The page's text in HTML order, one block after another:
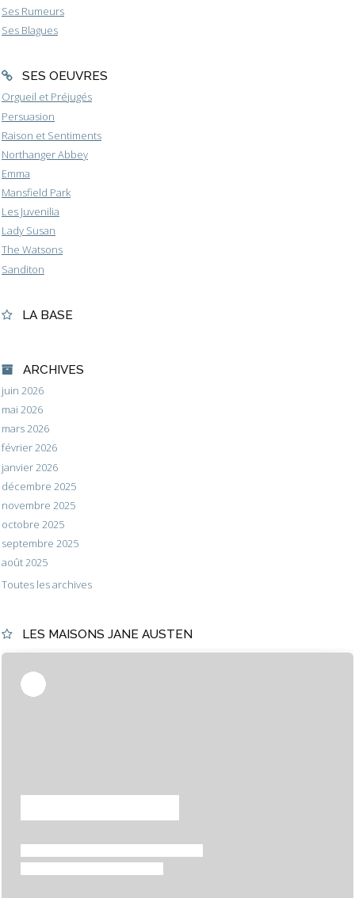
Ses Rumeurs
Ses Blagues
SES OEUVRES
Orgueil et Préjugés
Persuasion
Raison et Sentiments
Northanger Abbey
Emma
Mansfield Park
Les Juvenilia
Lady Susan
The Watsons
Sanditon
LA BASE
ARCHIVES
juin 2026
mai 2026
mars 2026
février 2026
janvier 2026
décembre 2025
novembre 2025
octobre 2025
septembre 2025
août 2025
Toutes les archives
LES MAISONS JANE AUSTEN